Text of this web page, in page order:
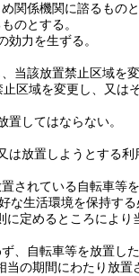
関係機関に諮るものと
のとする。
効力を生ずる。
当該放置禁止区域を
区域を変更し、又は
してはならない。
放置しようとする
されている自転車等
な生活環境を保持す
定めるところによ
、自転車等を放置し
の期間にわたり放置